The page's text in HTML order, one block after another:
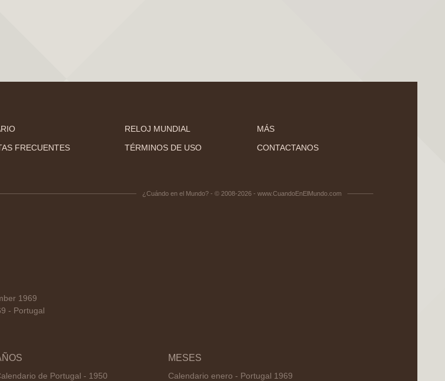
RELOJ MUNDIAL
MÁS
FRECUENTES
TÉRMINOS DE USO CONTACTANOS
¿Cuándo en el Mundo? - © 2008-2026 - www.CuandoEnElMundo.com
1969
- Portugal
de Portugal - 1950
MESES
Calendario enero - Portugal 1969